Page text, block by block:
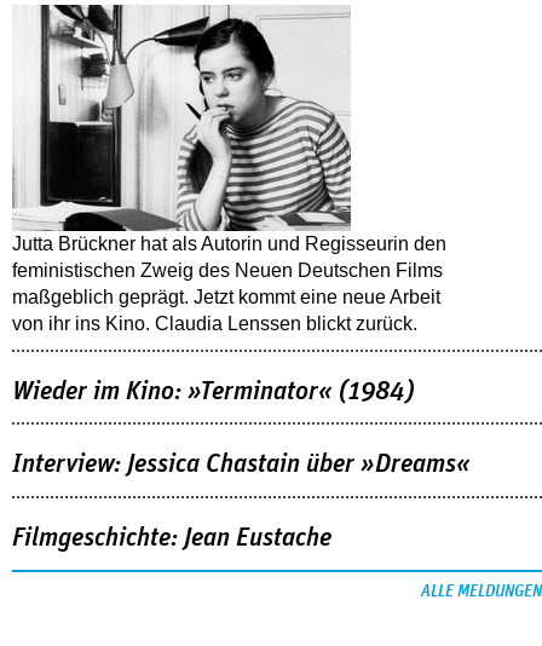
Jutta Brückner hat als Autorin und Regisseurin den
feministischen Zweig des Neuen Deutschen Films
maßgeblich geprägt. Jetzt kommt eine neue Arbeit
von ihr ins Kino. Claudia Lenssen blickt zurück.
Wieder im Kino: »Terminator« (1984)
Interview: Jessica Chastain über »Dreams«
Filmgeschichte: Jean Eustache
ALLE MELDUNGEN